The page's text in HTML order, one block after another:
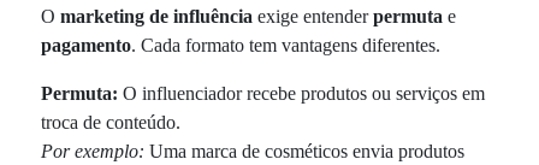
Omarketing de influência exige entenderpermuta e
pagamento. Cada formato tem vantagens diferentes.
Permuta: O influenciador recebe produtos ou serviços em
troca de conteúdo.
Por exemplo: Uma marca de cosméticos envia produtos